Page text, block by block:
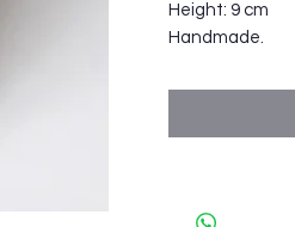
Height: 9 cm
Handmade.